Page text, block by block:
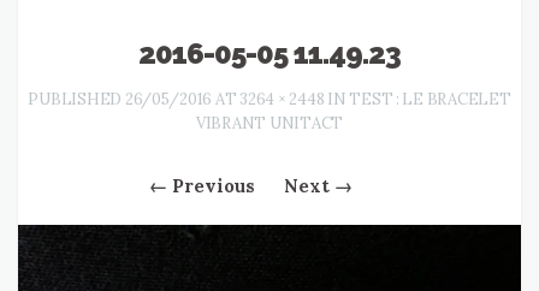
2016-05-05 11.49.23
PUBLISHED 26/05/2016 AT 3264 × 2448 IN TEST : LE BRACELET
VIBRANT UNITACT
← Previous Next →